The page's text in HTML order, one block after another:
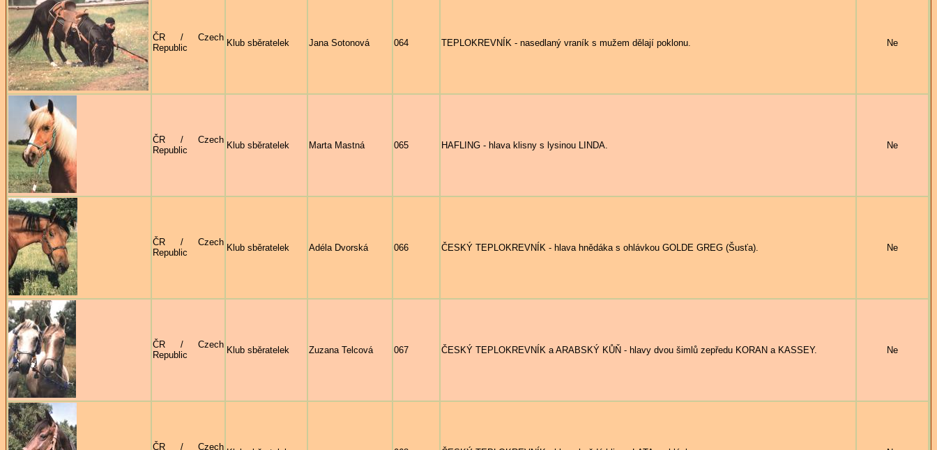
ČR / Czech
Republic
Klub sběratelek Jana Sotonová 064 TEPLOKREVNÍK - nasedlaný vraník s mužem dělají poklonu. Ne
ČR / Czech
Republic
Klub sběratelek Marta Mastná 065 HAFLING - hlava klisny s lysinou LINDA. Ne
ČR / Czech
Republic
Klub sběratelek Adéla Dvorská 066 ČESKÝ TEPLOKREVNÍK - hlava hnědáka s ohlávkou GOLDE GREG (Šusťa). Ne
ČR / Czech
Republic
Klub sběratelek Zuzana Telcová 067 ČESKÝ TEPLOKREVNÍK a ARABSKÝ KŮŇ - hlavy dvou šimlů zepředu KORAN a KASSEY. Ne
ČR / Czech